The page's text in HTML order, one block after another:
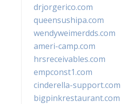
drjorgerico.com
queensushipa.com
wendyweimerdds.com
ameri-camp.com
hrsreceivables.com
empconst1.com
cinderella-support.com
bigpinkrestaurant.com